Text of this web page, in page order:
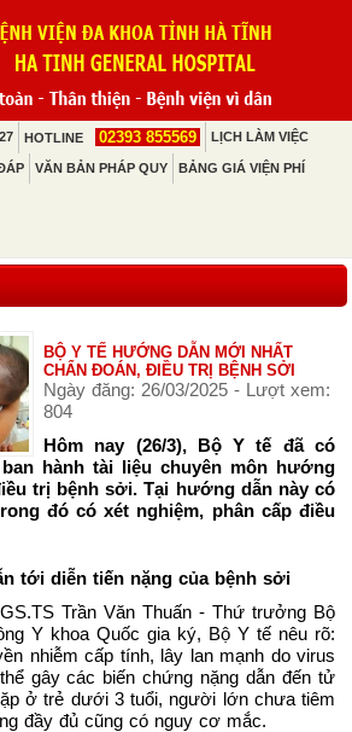
HOTLINE 02393 855569 LỊCH LÀM VIỆC
VĂN BẢN PHÁP QUY BẢNG GIÁ VIỆN PHÍ
BỘ Y TẾ HƯỚNG DẪN MỚI NHẤT
CHẨN ĐOÁN, ĐIỀU TRỊ BỆNH SỞI
Ngày đăng: 26/03/2025 - Lượt xem:
804
Hôm nay (26/3), Bộ Y tế đã có
hành tài liệu chuyên môn hướng
trị bệnh sởi. Tại hướng dẫn này có
đó có xét nghiệm, phân cấp điều
tới diễn tiến nặng của bệnh sởi
Trần Văn Thuấn - Thứ trưởng Bộ
Y khoa Quốc gia ký, Bộ Y tế nêu rõ:
nhiễm cấp tính, lây lan mạnh do virus
gây các biến chứng nặng dẫn đến tử
ở trẻ dưới 3 tuổi, người lớn chưa tiêm
đầy đủ cũng có nguy cơ mắc.